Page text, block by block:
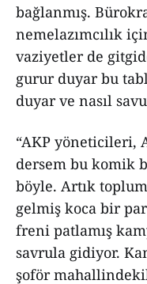
bağlanmış.
nemelazımcılık
vaziyetler de
gurur duyar bu
duyar ve nasıl
“AKP yöneticileri,
dersem bu komik
böyle. Artık
gelmiş koca bir
freni patlamış
savrula gidiyor.
şoför